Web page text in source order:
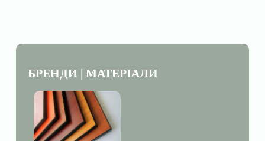
БРЕНДИ | МАТЕРІАЛИ